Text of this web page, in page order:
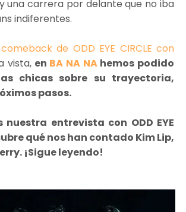
una carrera por delante que no iba
indiferentes.
comeback de ODD EYE CIRCLE con
vista,en BA NA NA hemos podido
chicas sobre su trayectoria,
pasos.
nuestra entrevista con ODD EYE
qué nos han contado Kim Lip,
¡Sigue leyendo!